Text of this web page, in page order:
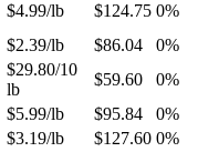
$4.99/lb $124.75 0%
$2.39/lb $86.04
0%
$29.80/10
lb
$59.60
0%
$5.99/lb $95.84
0%
$3.19/lb $127.60 0%